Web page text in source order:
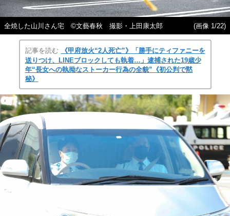
全焼した山川さん宅 ©文藝春秋 撮影・上田康太郎 (画像 1/22)
記事を読む
《甲府放火“2人死亡”》「勝手にティファニーを
送りつけ、LINEブロックしても執着…」逮捕された19歳少
年“長女への執拗なストーカー行為の全貌”《初公判で黙
秘》